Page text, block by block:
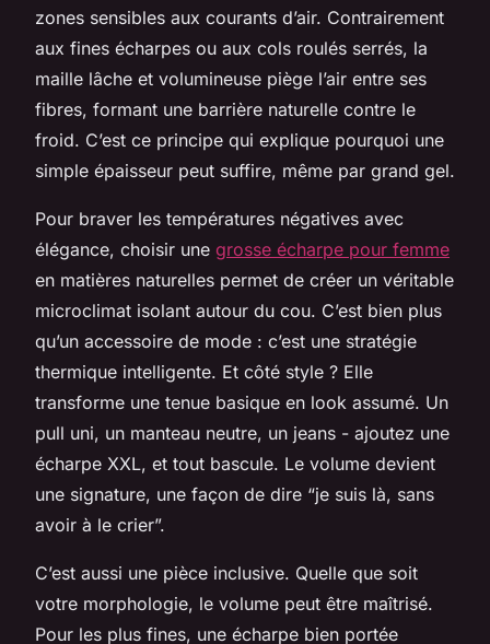
zones sensibles aux courants d’air. Contrairement
aux fines écharpes ou aux cols roulés serrés, la
maille lâche et volumineuse piège l’air entre ses
fibres, formant une barrière naturelle contre le
froid. C’est ce principe qui explique pourquoi une
simple épaisseur peut suffire, même par grand gel.
Pour braver les températures négatives avec
élégance, choisir une grosse écharpe pour femme
en matières naturelles permet de créer un véritable
microclimat isolant autour du cou. C’est bien plus
qu’un accessoire de mode : c’est une stratégie
thermique intelligente. Et côté style ? Elle
transforme une tenue basique en look assumé. Un
pull uni, un manteau neutre, un jeans - ajoutez une
écharpe XXL, et tout bascule. Le volume devient
une signature, une façon de dire “je suis là, sans
avoir à le crier”.
C’est aussi une pièce inclusive. Quelle que soit
votre morphologie, le volume peut être maîtrisé.
Pour les plus fines, une écharpe bien portée